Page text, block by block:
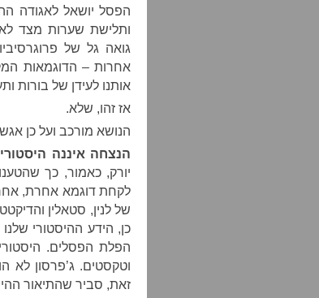
הפסל יושאל לאגודה
ותלישת שערות מצד
גואה גל של
אחרות – הדוגמאות
אותנו לעידן של בורות
אז זהו, שלא.
הנושא מורכב ועל כן אגש
הנצחה איננה
יורק, כאמור, כך
לקחת דוגמא אחרת,
של לנין, סטאלין
כן, הידע ההיסטורי
הפלת הפסלים.
וטקסטים. ג’פרסון לא
זאת, סביר שהתיאור